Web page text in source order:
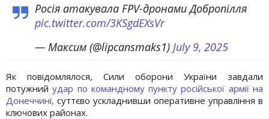
Росія атакувала FPV-дронами Добропілля
pic.twitter.com/3KSgdEXsVr
— Максим (@lipcansmaks1) July 9, 2025
Як повідомлялося, Сили оборони України завдали
потужнийудар по командному пункту російської армії на
Донеччині, суттєво ускладнивши оперативне управління в
ключових районах.